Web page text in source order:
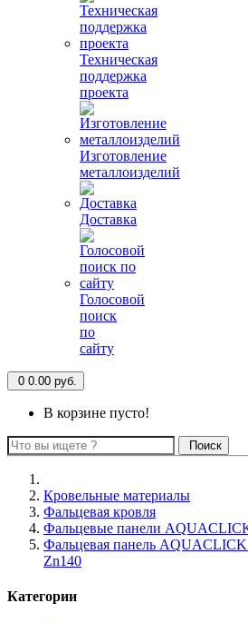
Техническая
поддержка
проекта
Изготовление
металлоизделий
Доставка
Голосовой
поиск
по
сайту
0 0.00 руб.
В корзине пусто!
Поиск
Кровельные материалы
Фальцевая кровля
Фальцевые панели
Фальцевая панель
Zn140
Категории